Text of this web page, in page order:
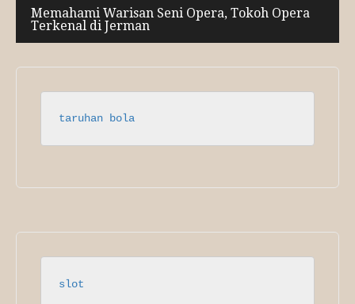
Memahami Warisan Seni Opera, Tokoh Opera
Terkenal di Jerman
taruhan bola
slot